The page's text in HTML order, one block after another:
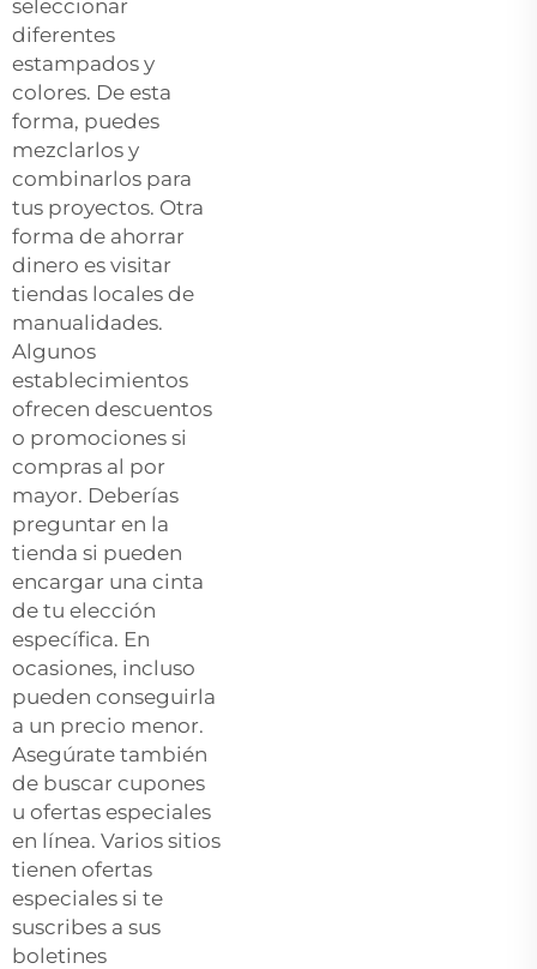
seleccionar
diferentes
estampados y
colores. De esta
forma, puedes
mezclarlos y
combinarlos para
tus proyectos. Otra
forma de ahorrar
dinero es visitar
tiendas locales de
manualidades.
Algunos
establecimientos
ofrecen descuentos
o promociones si
compras al por
mayor. Deberías
preguntar en la
tienda si pueden
encargar una cinta
de tu elección
específica. En
ocasiones, incluso
pueden conseguirla
a un precio menor.
Asegúrate también
de buscar cupones
u ofertas especiales
en línea. Varios sitios
tienen ofertas
especiales si te
suscribes a sus
boletines